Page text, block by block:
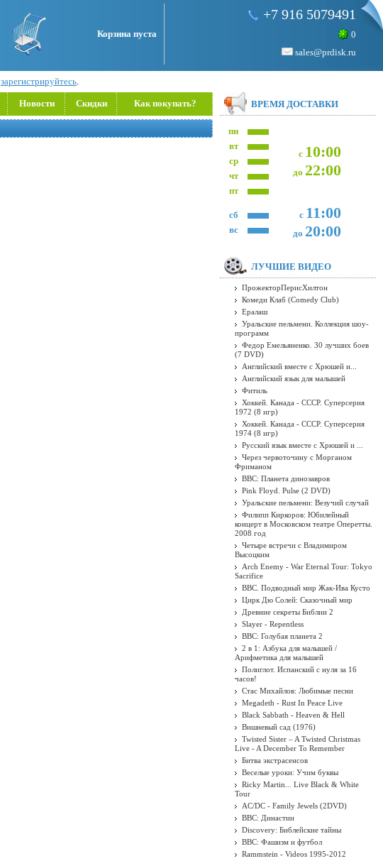
Корзина пуста
+7 916 5079491
0
sales@prdisk.ru
зарегистрируйтесь.
Новости Скидки Как покупать? ВРЕМЯ ДОСТАВКИ
пн
с 10:00
до 22:00
вт
ср
чт
пт
с 11:00
до 20:00
сб
вс
ЛУЧШИЕ ВИДЕО
ПрожекторПерисХилтон
Комеди Клаб (Comedy Club)
Ералаш
Уральские пельмени. Коллекция шоу-
программ
Федор Емельяненко. 30 лучших боев
(7 DVD)
Английский вместе с Хрюшей и...
Английский язык для малышей
Фитиль
Хоккей. Канада - СССР. Суперсерия
1972 (8 игр)
Хоккей. Канада - СССР. Суперсерия
1974 (8 игр)
Русский язык вместе с Хрюшей и ...
Через червоточину с Морганом
Фриманом
BBC: Планета динозавров
Pink Floyd. Pulse (2 DVD)
Уральские пельмени: Везучий случай
Филипп Киркоров: Юбилейный
концерт в Московском театре Оперетты.
2008 год
Четыре встречи с Владимиром
Высоцким
Arch Enemy - War Eternal Tour: Tokyo
Sacrifice
BBC. Подводный мир Жак-Ива Кусто
Цирк Дю Солей: Сказочный мир
Древние секреты Библии 2
Slayer - Repentless
BBC: Голубая планета 2
2 в 1: Азбука для малышей /
Арифметика для малышей
Полиглот. Испанский с нуля за 16
часов!
Стас Михайлов: Любимые песни
Megadeth - Rust In Peace Live
Black Sabbath - Heaven & Hell
Вишневый сад (1976)
Twisted Sister ‎– A Twisted Christmas
Live - A December To Remember
Битва экстрасенсов
Веселые уроки: Учим буквы
Ricky Martin... Live Black & White
Tour
AC/DC - Family Jewels (2DVD)
BBC: Династии
Discovery: Библейские тайны
BBC: Фашизм и футбол
Rammstein - Videos 1995-2012